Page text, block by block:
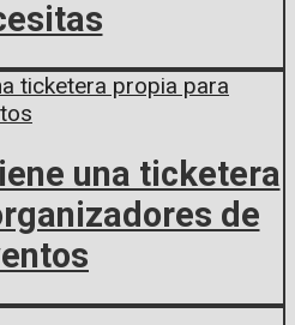
una ticketera
de